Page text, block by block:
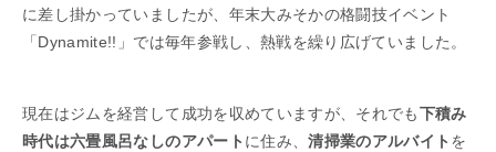
に差し掛かっていましたが、年末大みそかの格闘技イベント
「Dynamite!!」では毎年参戦し、熱戦を繰り広げていました。
現在はジムを経営して成功を収めていますが、それでも下積み
時代は六畳風呂なしのアパート に住み、清掃業のアルバイト を